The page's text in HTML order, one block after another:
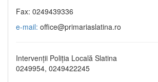
Fax: 0249439336
e-mail: office@primariaslatina.ro
Intervenții Poliția Locală Slatina
0249954, 0249422245